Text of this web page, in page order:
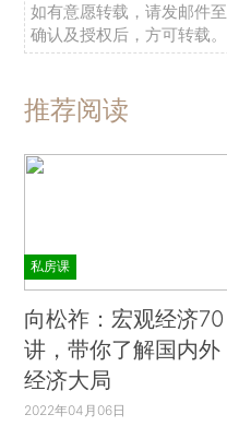
如有意愿转载，请发邮件至
确认及授权后，方可转载。
推荐阅读
私房课
向松祚：宏观经济70
讲，带你了解国内外
经济大局
2022年04月06日